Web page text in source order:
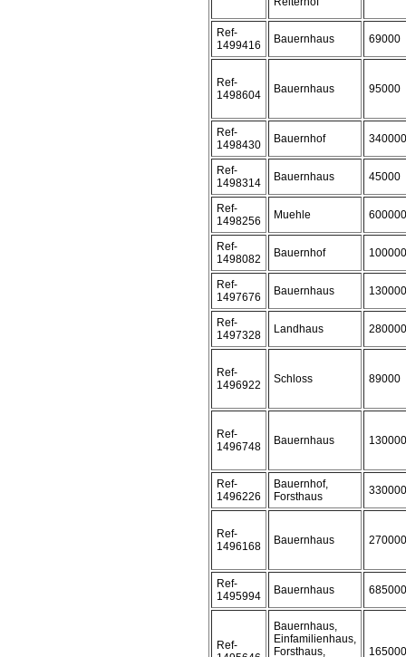
Ref-
1499416
Bauernhaus 69000
Ref-
1498604
Bauernhaus 95000
Ref-
1498430
Bauernhof 340000
Ref-
1498314
Bauernhaus 45000
Ref-
1498256
Muehle 600000
Ref-
1498082
Bauernhof 100000
Ref-
1497676
Bauernhaus
Ref-
1497328
Landhaus 280000
Ref-
1496922
Schloss 89000
Ref-
1496748
Bauernhaus 130000
Ref-
1496226
Bauernhof,
Forsthaus
330000
Ref-
1496168
Bauernhaus 270000
Ref-
1495994
Bauernhaus 685000
Ref-
Bauernhaus,
Einfamilienhaus,
Forsthaus,
165000